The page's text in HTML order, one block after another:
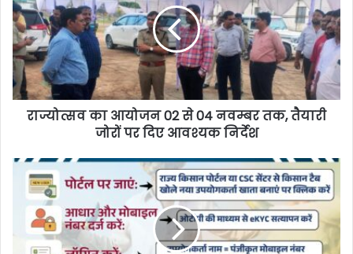
राज्योत्सव का आयोजन 02 से 04 नवम्बर तक, तैयारी
जोरों पर दिए आवश्यक निर्देश